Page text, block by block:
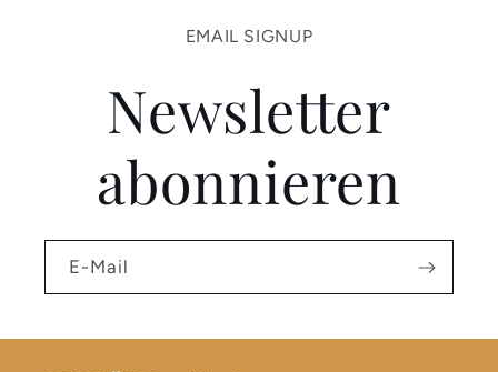
EMAIL SIGNUP
Newsletter
abonnieren
E-Mail